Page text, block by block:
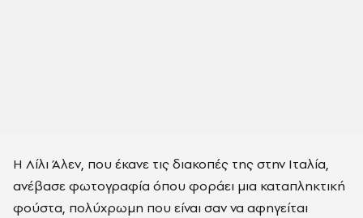
Η Λίλι Άλεν, που έκανε τις διακοπές της στην Ιταλία,
ανέβασε φωτογραφία όπου φοράει μια καταπληκτική
φούστα, πολύχρωμη που είναι σαν να αφηγείται